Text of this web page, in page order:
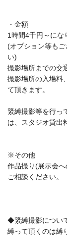
・金額
1時間4千円～にな
(オプション等も
い)
撮影場所までの交
撮影場所の入場料、
て頂きます。
緊縛撮影等を行っ
は、
スタジオ貸出
※その他
作品撮り(展示会
ご相談ください。
◆緊縛撮影につい
縛って頂くのは縛